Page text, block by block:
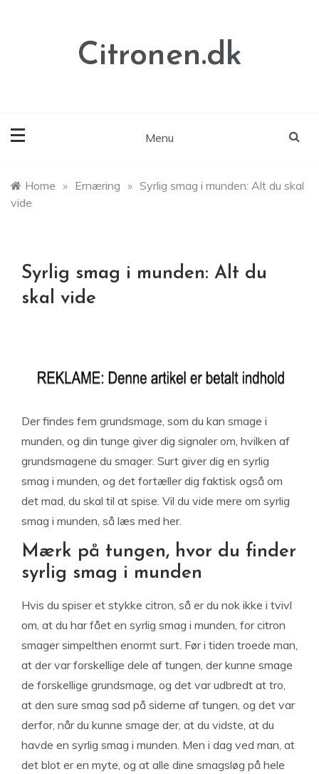
Citronen.dk
Menu
Home » Ernæring » Syrlig smag i munden: Alt du skal
vide
Syrlig smag i munden: Alt du
skal vide
Der findes fem grundsmage, som du kan smage i
munden, og din tunge giver dig signaler om, hvilken af
grundsmagene du smager. Surt giver dig en syrlig
smag i munden, og det fortæller dig faktisk også om
det mad, du skal til at spise. Vil du vide mere om syrlig
smag i munden, så læs med her.
Mærk på tungen, hvor du finder
syrlig smag i munden
Hvis du spiser et stykke citron, så er du nok ikke i tvivl
om, at du har fået en syrlig smag i munden, for citron
smager simpelthen enormt surt. Før i tiden troede man,
at der var forskellige dele af tungen, der kunne smage
de forskellige grundsmage, og det var udbredt at tro,
at den sure smag sad på siderne af tungen, og det var
derfor, når du kunne smage der, at du vidste, at du
havde en syrlig smag i munden. Men i dag ved man, at
det blot er en myte, og at alle dine smagsløg på hele